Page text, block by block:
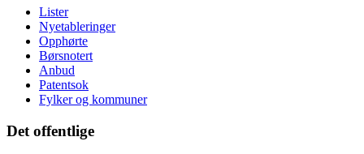
Lister
Nyetableringer
Opphørte
Børsnotert
Anbud
Patentsok
Fylker og kommuner
Det offentlige